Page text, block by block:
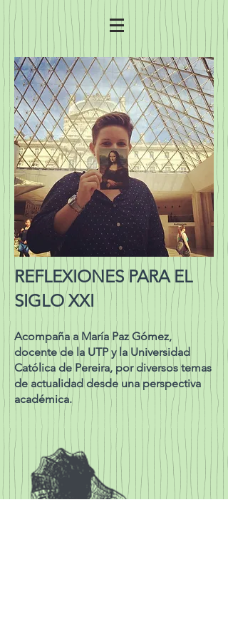
REFLEXIONES PARA EL
SIGLO XXI
Acompaña a María Paz Gómez,
docente de la UTP y la Universidad
Católica de Pereira, por diversos temas
de actualidad desde una perspectiva
académica.